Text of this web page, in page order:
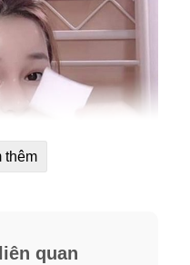
thêm
quan